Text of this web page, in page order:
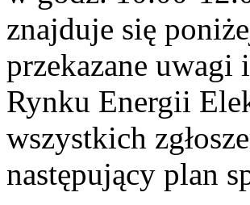
znajduje się
przekazane
Rynku Energii
wszystkich
następujący plan